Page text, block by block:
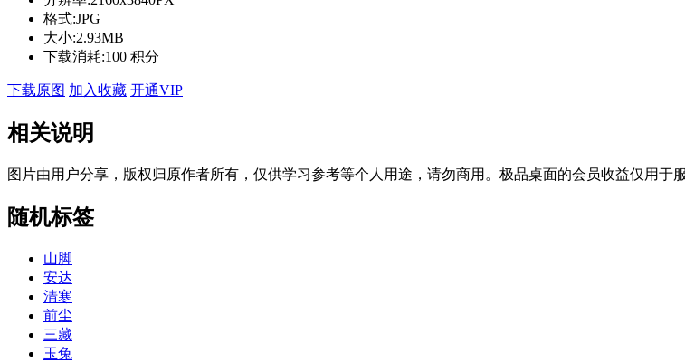
格式:JPG
大小:2.93MB
下载消耗:100 积分
下载原图 加入收藏 开通VIP
相关说明
图片由用户分享，版权归原作者所有，仅供学习参考等个人用途，请勿商用。极品桌面的会员收益仅用
随机标签
山脚
安达
清寒
前尘
三藏
玉兔